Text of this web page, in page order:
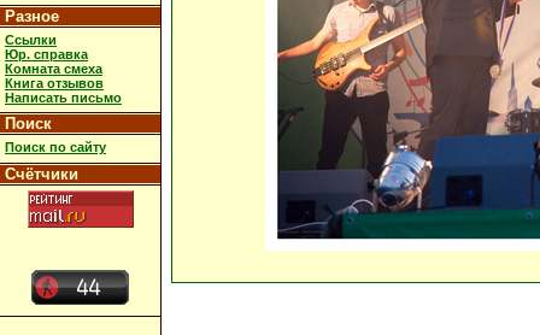
Разное
Ссылки
Юр. справка
Комната смеха
Книга отзывов
Написать письмо
Поиск
Поиск по сайту
Счётчики